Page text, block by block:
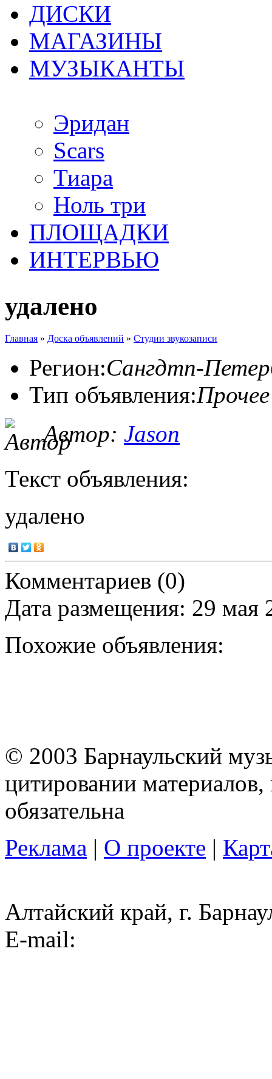
ДИСКИ
МАГАЗИНЫ
МУЗЫКАНТЫ
Эридан
Scars
Тиара
Ноль три
ПЛОЩАДКИ
ИНТЕРВЬЮ
удалено
Главная » Доска объявлений » Студии звукозаписи
Регион:Сангдтп-
Тип объявления:Прочее
Автор: Jason
Текст объявления:
удалено
Комментариев (0)
Дата размещения: 29 мая
Похожие объявления:
© 2003 Барнаульский
цитировании
обязательна
Реклама | О проекте |
Алтайский край, г.
E-mail: